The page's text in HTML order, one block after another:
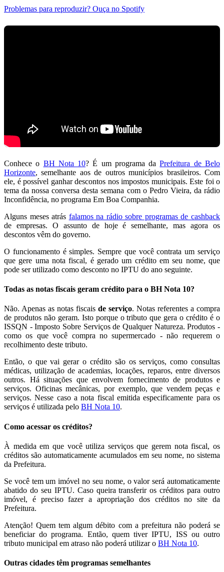
Problemas para reproduzir? Ouça no Spotify
Conhece o BH Nota 10? É um programa daPrefeitura de Belo
Horizonte, semelhante aos de outros municípios brasileiros. Com
ele, é possível ganhar descontos nos impostos municipais. Este foi o
tema da nossa conversa desta semana com o Pedro Vieira, da rádio
Inconfidência, no programa Em Boa Companhia.
Alguns meses atrás falamos na rádio sobre programas de cashback
de empresas. O assunto de hoje é semelhante, mas agora os
descontos vêm do governo.
O funcionamento é simples. Sempre que você contrata um serviço
que gere uma nota fiscal, é gerado um crédito em seu nome, que
pode ser utilizado como desconto no IPTU do ano seguinte.
Todas as notas fiscais geram crédito para o BH Nota 10?
Não. Apenas as notas fiscais de serviço. Notas referentes a compra
de produtos não geram. Isto porque o tributo que gera o crédito é o
ISSQN - Imposto Sobre Serviços de Qualquer Natureza. Produtos -
como os que você compra no supermercado - não requerem o
recolhimento deste tributo.
Então, o que vai gerar o crédito são os serviços, como consultas
médicas, utilização de academias, locações, reparos, entre diversos
outros. Há situações que envolvem fornecimento de produtos e
serviços. Oficinas mecânicas, por exemplo, que vendem peças e
serviços. Nesse caso a nota fiscal emitida especificamente para os
serviços é utilizada pelo BH Nota 10.
Como acessar os créditos?
À medida em que você utiliza serviços que gerem nota fiscal, os
créditos são automaticamente acumulados em seu nome, no sistema
da Prefeitura.
Se você tem um imóvel no seu nome, o valor será automaticamente
abatido do seu IPTU. Caso queira transferir os créditos para outro
imóvel, é preciso fazer a apropriação dos créditos no site da
Prefeitura.
Atenção! Quem tem algum débito com a prefeitura não poderá se
beneficiar do programa. Então, quem tiver IPTU, ISS ou outro
tributo municipal em atraso não poderá utilizar o BH Nota 10.
Outras cidades têm programas semelhantes